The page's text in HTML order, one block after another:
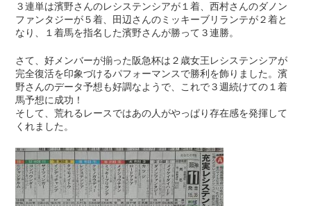
３連単は濱野さんのレシステンシアが１着、西村さんのダノン
ファンタジーが５着、田辺さんのミッキーブリランテが２着と
なり、１着馬を指名した濱野さんが勝って３連勝。
さて、好メンバーが揃った阪急杯は２歳女王レシステンシアが
完全復活を印象づけるパフォーマンスで勝利を飾りました。濱
野さんのデータ予想も好調なようで、これで３週続けての１着
馬予想に成功！
そして、荒れるレースではあの人がやっぱり存在感を発揮して
くれました。